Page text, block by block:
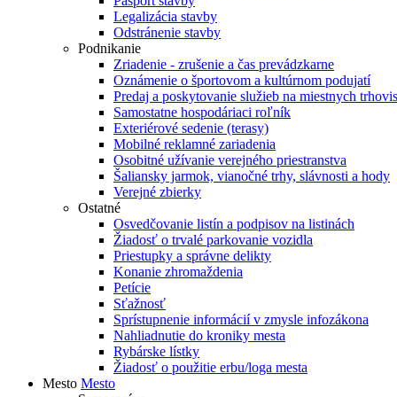
Legalizácia stavby
Odstránenie stavby
Podnikanie
Zriadenie - zrušenie a čas prevádzkarne
Oznámenie o športovom a kultúrnom podujatí
Predaj a poskytovanie služieb na miestnych
Samostatne hospodáriaci roľník
Exteriérové sedenie (terasy)
Mobilné reklamné zariadenia
Osobitné užívanie verejného priestranstva
Šaliansky jarmok, vianočné trhy, slávnosti a hody
Verejné zbierky
Ostatné
Osvedčovanie listín a podpisov na listinách
Žiadosť o trvalé parkovanie vozidla
Priestupky a správne delikty
Konanie zhromaždenia
Petície
Sťažnosť
Sprístupnenie informácií v zmysle infozákona
Nahliadnutie do kroniky mesta
Rybárske lístky
Žiadosť o použitie erbu/loga mesta
Mesto Mesto